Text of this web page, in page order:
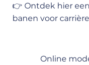
👉 Ontdek hier
banen voor
Online